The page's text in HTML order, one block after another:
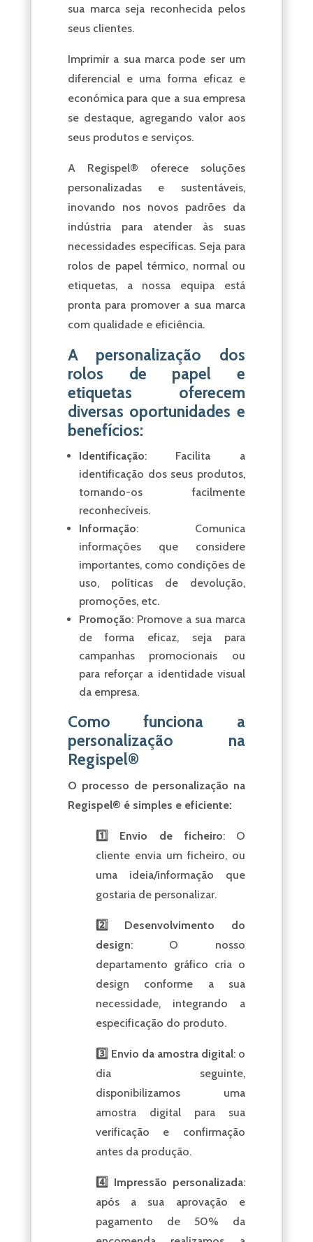
sua marca seja reconhecida pelos
seus clientes.
Imprimir a sua marca pode ser um
diferencial e uma forma eficaz e
económica para que a sua empresa
se destaque, agregando valor aos
seus produtos e serviços.
A Regispel® oferece soluções
personalizadas e sustentáveis,
inovando nos novos padrões da
indústria para atender às suas
necessidades específicas. Seja para
rolos de papel térmico, normal ou
etiquetas, a nossa equipa está
pronta para promover a sua marca
com qualidade e eficiência.
A personalização dos
rolos de papel e
etiquetas oferecem
diversas oportunidades e
benefícios:
Identificação: Facilita a
identificação dos seus produtos,
tornando-os facilmente
reconhecíveis.
Informação: Comunica
informações que considere
importantes, como condições de
uso, políticas de devolução,
promoções, etc.
Promoção: Promove a sua marca
de forma eficaz, seja para
campanhas promocionais ou
para reforçar a identidade visual
da empresa.
Como funciona a
personalização na
Regispel®
O processo de personalização na
Regispel® é simples e eficiente:
1️⃣ Envio de ficheiro: O
cliente envia um ficheiro, ou
uma ideia/informação que
gostaria de personalizar.
2️⃣ Desenvolvimento do
design: O nosso
departamento gráfico cria o
design conforme a sua
necessidade, integrando a
especificação do produto.
3️⃣ Envio da amostra digital: o
dia seguinte,
disponibilizamos uma
amostra digital para sua
verificação e confirmação
antes da produção.
4️⃣ Impressão personalizada:
após a sua aprovação e
pagamento de 50% da